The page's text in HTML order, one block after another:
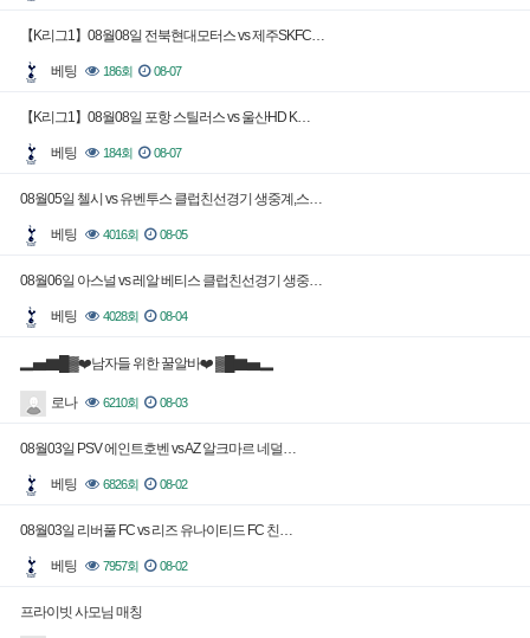
【K리그1】08월08일 전북현대모터스 vs 제주SKFC…
베팅 186회 08-07
【K리그1】08월08일 포항 스틸러스 vs 울산HD K…
베팅 184회 08-07
08월05일 첼시 vs 유벤투스 클럽친선경기 생중계,스…
베팅 4016회 08-05
08월06일 아스널 vs 레알 베티스 클럽친선경기 생중…
베팅 4028회 08-04
▂▅▇█▓❤️남자들 위한 꿀알바❤️ ▓█▇▅▂
로나 6210회 08-03
08월03일 PSV 에인트호벤 vs AZ 알크마르 네덜…
베팅 6826회 08-02
08월03일 리버풀 FC vs 리즈 유나이티드 FC 친…
베팅 7957회 08-02
프라이빗 사모님 매칭